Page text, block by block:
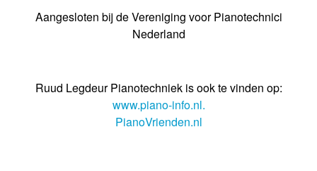
Aangesloten bij de Vereniging voor Pianotechnici
Nederland
Ruud Legdeur Pianotechniek is ook te vinden op:
www.piano-info.nl.
PianoVrienden.nl